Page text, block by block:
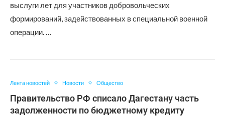
выслуги лет для участников добровольческих
формирований, задействованных в специальной военной
операции. …
Лента новостей Новости Общество
Правительство РФ списало Дагестану часть
задолженности по бюджетному кредиту